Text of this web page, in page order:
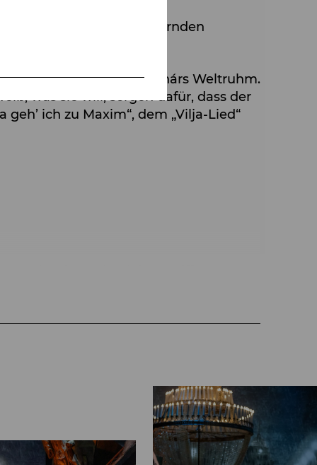
den Fortgang der schillernden
und begründet Franz Lehárs Weltruhm.
was sie will, sorgen dafür, dass der
ich zu Maxim“, dem „Vilja-Lied“